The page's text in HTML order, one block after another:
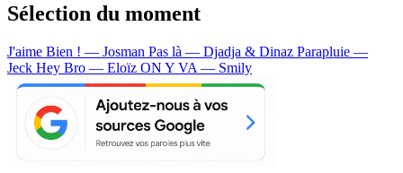
Sélection du moment
J'aime Bien ! — Josman Pas là — Djadja & Dinaz Parapluie —
Jeck Hey Bro — Eloïz ON Y VA — Smily